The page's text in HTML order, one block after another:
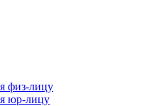
физ-лицу
юр-лицу